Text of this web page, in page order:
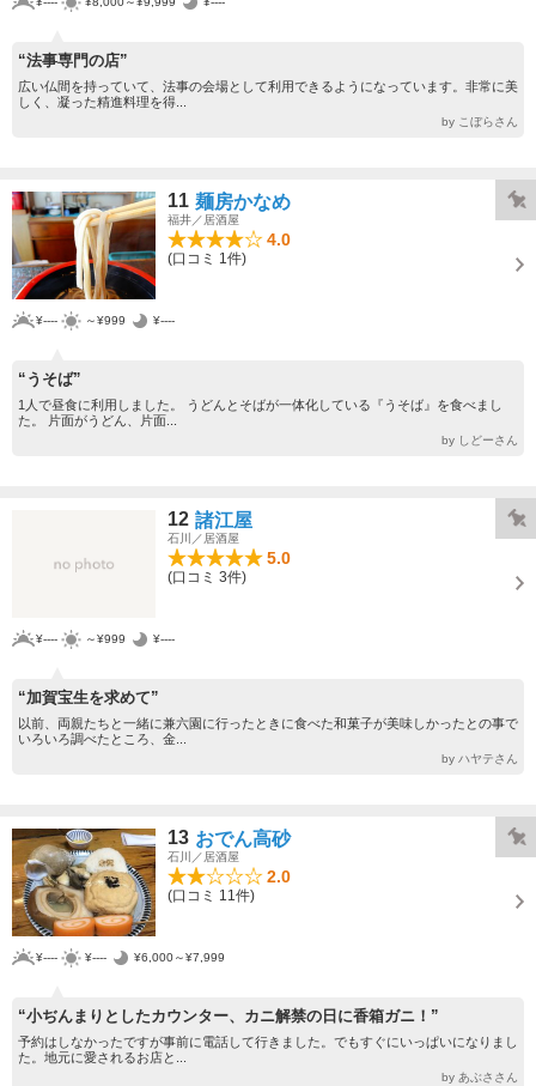
“法事専門の店”
広い仏間を持っていて、法事の会場として利用できるようになっています。非常に美
しく、凝った精進料理を得...
by こぼらさん
11 麺房かなめ
福井／居酒屋
4.0
(口コミ 1件)
¥---- ～¥999 ¥----
“うそば”
1人で昼食に利用しました。 うどんとそばが一体化している『うそば』を食べまし
た。 片面がうどん、片面...
by しどーさん
12 諸江屋
石川／居酒屋
5.0
(口コミ 3件)
¥---- ～¥999 ¥----
“加賀宝生を求めて”
以前、両親たちと一緒に兼六園に行ったときに食べた和菓子が美味しかったとの事で
いろいろ調べたところ、金...
by ハヤテさん
13 おでん高砂
石川／居酒屋
2.0
(口コミ 11件)
¥---- ¥---- ¥6,000～¥7,999
“小ぢんまりとしたカウンター、カニ解禁の日に香箱ガニ！”
予約はしなかったですが事前に電話して行きました。でもすぐにいっぱいになりまし
た。地元に愛されるお店と...
by あぶささん